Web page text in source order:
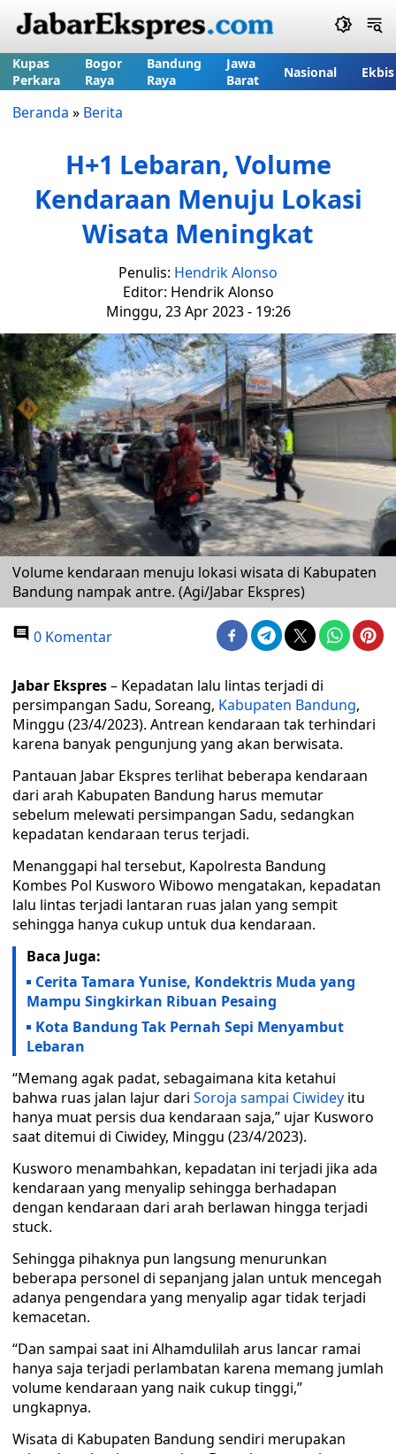
Kupas
Perkara
Bogor
Raya
Bandung
Raya
Jawa
Barat
Nasional Ekbis
Beranda » Berita
H+1 Lebaran, Volume
Kendaraan Menuju Lokasi
Wisata Meningkat
Penulis: Hendrik Alonso
Editor: Hendrik Alonso
Minggu, 23 Apr 2023 - 19:26
Volume kendaraan menuju lokasi wisata di Kabupaten
Bandung nampak antre. (Agi/Jabar Ekspres)
0 Komentar
Jabar Ekspres– Kepadatan lalu lintas terjadi di
persimpangan Sadu, Soreang, Kabupaten Bandung,
Minggu (23/4/2023). Antrean kendaraan tak terhindari
karena banyak pengunjung yang akan berwisata.
Pantauan Jabar Ekspres terlihat beberapa kendaraan
dari arah Kabupaten Bandung harus memutar
sebelum melewati persimpangan Sadu, sedangkan
kepadatan kendaraan terus terjadi.
Menanggapi hal tersebut, Kapolresta Bandung
Kombes Pol Kusworo Wibowo mengatakan, kepadatan
lalu lintas terjadi lantaran ruas jalan yang sempit
sehingga hanya cukup untuk dua kendaraan.
Baca Juga:
Cerita Tamara Yunise, Kondektris Muda yang
Mampu Singkirkan Ribuan Pesaing
Kota Bandung Tak Pernah Sepi Menyambut
Lebaran
“Memang agak padat, sebagaimana kita ketahui
bahwa ruas jalan lajur dari Soroja sampai Ciwidey itu
hanya muat persis dua kendaraan saja,” ujar Kusworo
saat ditemui di Ciwidey, Minggu (23/4/2023).
Kusworo menambahkan, kepadatan ini terjadi jika ada
kendaraan yang menyalip sehingga berhadapan
dengan kendaraan dari arah berlawan hingga terjadi
stuck.
Sehingga pihaknya pun langsung menurunkan
beberapa personel di sepanjang jalan untuk mencegah
adanya pengendara yang menyalip agar tidak terjadi
kemacetan.
“Dan sampai saat ini Alhamdulilah arus lancar ramai
hanya saja terjadi perlambatan karena memang jumlah
volume kendaraan yang naik cukup tinggi,”
ungkapnya.
Wisata di Kabupaten Bandung sendiri merupakan